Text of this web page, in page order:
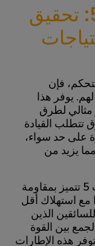
كونتيسبورتكونتاكت 5: تحقيق
فإن
يوفر هذا
مثالي لطرق
تتطلب القيادة
على حد سواء،
يزيد من
والأهم من ذلك، أن كونتيسبورتكونتاكت 5 تتميز بمقاومة
مع استهلاك أقل
الذين
بين القوة
هذه الإطارات